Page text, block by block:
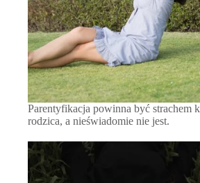
Parentyfikacja powinna być strachem
rodzica, a nieświadomie nie jest.